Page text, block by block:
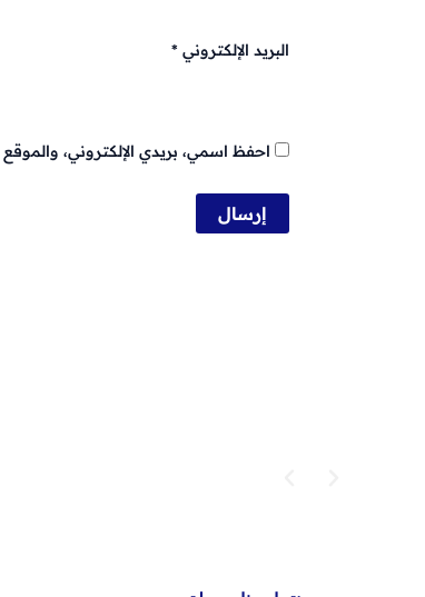
البريد الإلكتروني *
احفظ اسمي، بريدي الإلكتروني،